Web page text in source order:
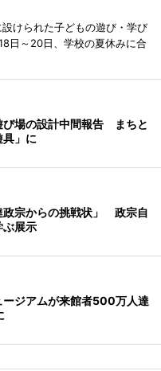
けられた子どもの遊び・学び
日～20日、学校の夏休みに合
び場の設計中間報告 まちと
具」に
政宗からの挑戦状」 政宗自
ぶ展示
ージアムが来館者500万人達